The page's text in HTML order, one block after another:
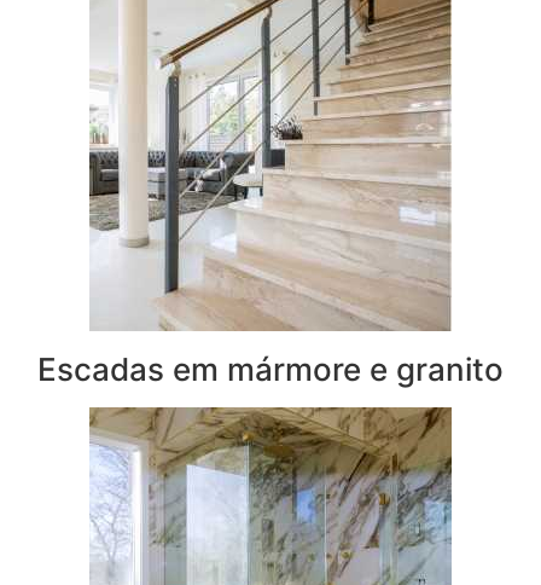
Escadas em mármore e granito